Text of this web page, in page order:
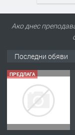
Ако днес
Последни обяви
ПРЕДЛАГА